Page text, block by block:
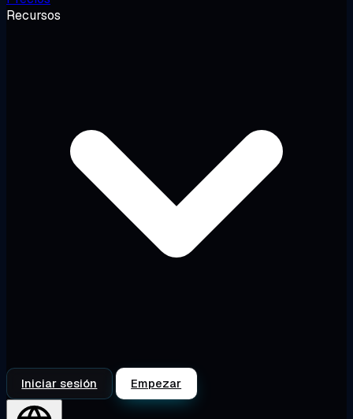
Recursos
Iniciar sesión Empezar